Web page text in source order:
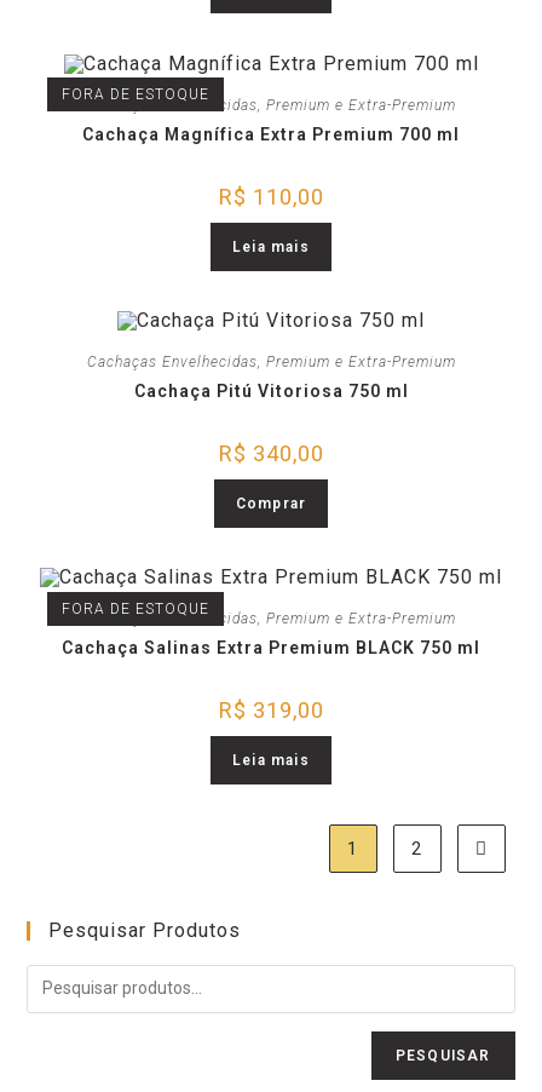
FORA DE ESTOQUE
Cachaças Envelhecidas Premium e Extra-Premium
Cachaça Magnífica Extra Premium 700 ml
R$ 110,00
Leia mais
Cachaças Envelhecidas, Premium e Extra-Premium
Cachaça Pitú Vitoriosa 750 ml
R$ 340,00
Comprar
FORA DE ESTOQUE
Cachaças Envelhecidas, Premium e Extra-Premium
Cachaça Salinas Extra Premium BLACK 750 ml
R$ 319,00
Leia mais
1 2
Pesquisar Produtos
PESQUISAR